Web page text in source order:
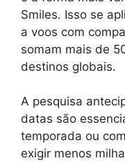
Smiles. Isso se
a voos com
somam mais de
destinos globais.
A pesquisa
datas são
temporada ou
exigir menos